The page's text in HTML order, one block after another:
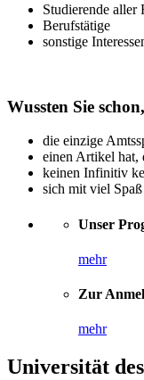
Studierende aller
Berufstätige
sonstige
Wussten Sie
die einzige
einen Artikel hat,
keinen Infinitiv
sich mit viel Spaß
Unser
mehr
Zur
mehr
Universität